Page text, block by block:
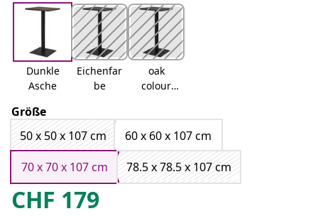
Dunkle
Asche
Eichenfar
be
oak
colour
black
Größe
50 x 50 x 107 cm
60 x 60 x 107 cm
70 x 70 x 107 cm
78.5 x 78.5 x 107 cm
CHF 179